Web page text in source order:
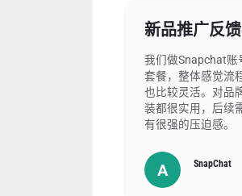
新品推广反馈
我们做Snapchat账
套餐，整体感觉流
也比较灵活。对品
装都很实用，后续
有很强的压迫感。
A SnapChat